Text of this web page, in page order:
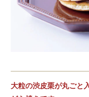
大粒の渋皮栗が丸ごと